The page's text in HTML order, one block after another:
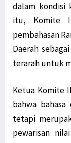
dalam kondisi
itu, Komite
pembahasan
Daerah
terarah untuk
Ketua Komite
bahwa
tetapi
pewarisan